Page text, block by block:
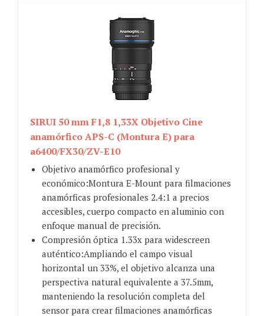
SIRUI 50 mm F1,8 1,33X Objetivo Cine
anamórfico APS-C (Montura E) para
a6400/FX30/ZV-E10
Objetivo anamórfico profesional y
económico:Montura E-Mount para filmaciones
anamórficas profesionales 2.4:1 a precios
accesibles, cuerpo compacto en aluminio con
enfoque manual de precisión.
Compresión óptica 1.33x para widescreen
auténtico:Ampliando el campo visual
horizontal un 33%, el objetivo alcanza una
perspectiva natural equivalente a 37.5mm,
manteniendo la resolución completa del
sensor para crear filmaciones anamórficas